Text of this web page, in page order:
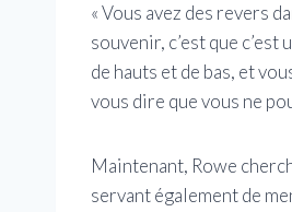
« Vous avez des revers
souvenir, c’est que
de hauts et de bas, et
vous dire que vous ne
Maintenant, Rowe
servant également de